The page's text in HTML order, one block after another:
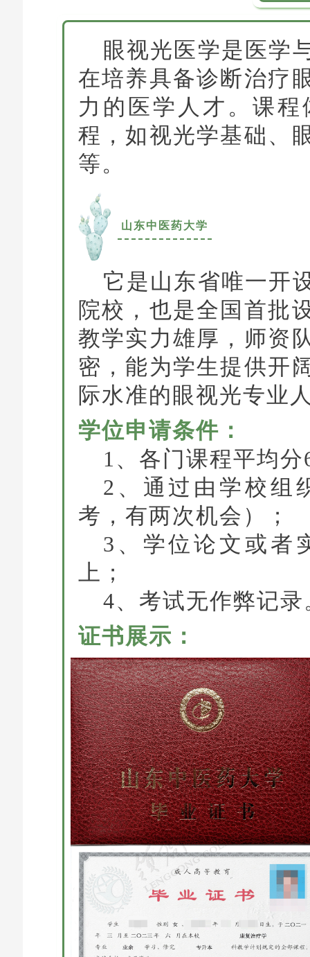
眼视光医学是医学
在培养具备诊断治疗
力的医学人才。课
程，如视光学基础、
等。
山东中医药大学
它是山东省唯一开
院校，也是全国首批
教学实力雄厚，师资
密，能为学生提供开
际水准的眼视光专业
学位申请条件：
1、各门课程平均
2、通过由学校组
考，有两次机会）；
3、学位论文或者
上；
4、考试无作弊记录
证书展示：